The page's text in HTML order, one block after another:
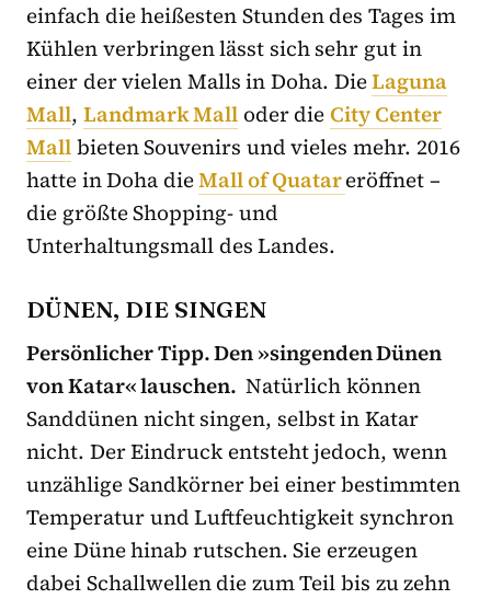
einfach die heißesten Stunden des Tages im
Kühlen verbringen lässt sich sehr gut in
einer der vielen Malls in Doha. DieLaguna
Mall, Landmark Mall oder dieCity Center
Mallbieten Souvenirs und vieles mehr. 2016
hatte in Doha dieMall of Quatareröffnet –
die größte Shopping- und
Unterhaltungsmall des Landes.
DÜNEN, DIE SINGEN
Persönlicher Tipp. Den »singenden Dünen
von Katar« lauschen. Natürlich können
Sanddünen nicht singen, selbst in Katar
nicht. Der Eindruck entsteht jedoch, wenn
unzählige Sandkörner bei einer bestimmten
Temperatur und Luftfeuchtigkeit synchron
eine Düne hinab rutschen. Sie erzeugen
dabei Schallwellen die zum Teil bis zu zehn